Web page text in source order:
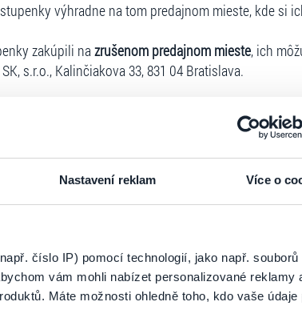
Nastavení reklam Více o
číslo IP) pomocí technologií, jako např. souborů
vám mohli nabízet personalizované reklamy
Máte možnosti ohledně toho, kdo vaše údaje
výhradne na tom predajnom mieste, kde si
zakúpili nazrušenom predajnom mieste, ich
s.r.o., Kalinčiakova 33, 831 04 Bratislava.
na predajnom mieste Benefitovou poukážkou
je
,
a pri splnení nasledujúcich podmienok:
pre žiadosti o refundáciu:O najrýchlejšie vrátenie
, v
vybrať vstupenky na refundáciu a vyplniť
zakúpil vstupenky bez registrácie, odporúčame, aby
pri zakúpení vstupeniek mu bola registrácia
klient pri nákupe zadával. Pokiaľ boli vstupenky